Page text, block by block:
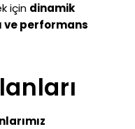
için dinamik
ve performans